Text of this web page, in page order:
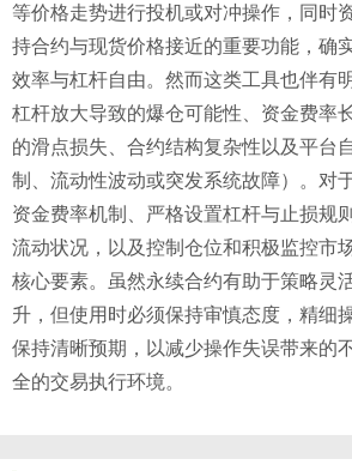
等价格走势进行投机或对冲操作，同时
持合约与现货价格接近的重要功能，确
效率与杠杆自由。然而这类工具也伴有
杠杆放大导致的爆仓可能性、资金费率
的滑点损失、合约结构复杂性以及平台
制、流动性波动或突发系统故障）。对
资金费率机制、严格设置杠杆与止损规
流动状况，以及控制仓位和积极监控市
核心要素。虽然永续合约有助于策略灵
升，但使用时必须保持审慎态度，精细
保持清晰预期，以减少操作失误带来的
全的交易执行环境。